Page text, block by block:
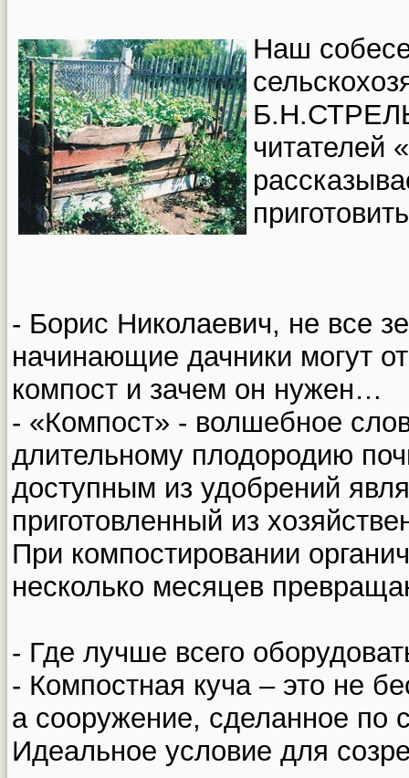
Наш
читателей
- Борис Николаевич, не все
начинающие дачники могут
компост и зачем он нужен…
- «Компост» - волшебное
длительному плодородию
доступным из удобрений
приготовленный из
При компостировании
несколько месяцев
- Где лучше всего
- Компостная куча – это не
а сооружение, сделанное по
Идеальное условие для